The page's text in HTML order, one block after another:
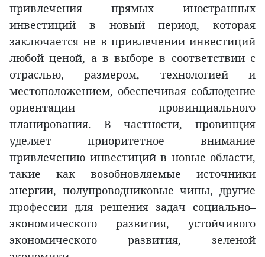
привлечения прямых иностранных
инвестиций в новый период, которая
заключается не в привлечении инвестиций
любой ценой, а в выборе в соответствии с
отраслью, размером, технологией и
местоположением, обеспечивая соблюдение
ориентации провинциального
планирования. В частности, провинция
уделяет приоритетное внимание
привлечению инвестиций в новые области,
такие как возобновляемые источники
энергии, полупроводниковые чипы, другие
профессии для решения задач социально–
экономического развития, устойчивого
экономического развития, зеленой